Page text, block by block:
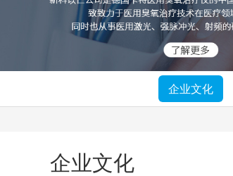
企业文化
企业文化